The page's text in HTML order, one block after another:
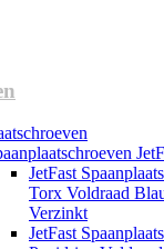
JetFast
Torx Voldraad
Verzinkt
JetFast